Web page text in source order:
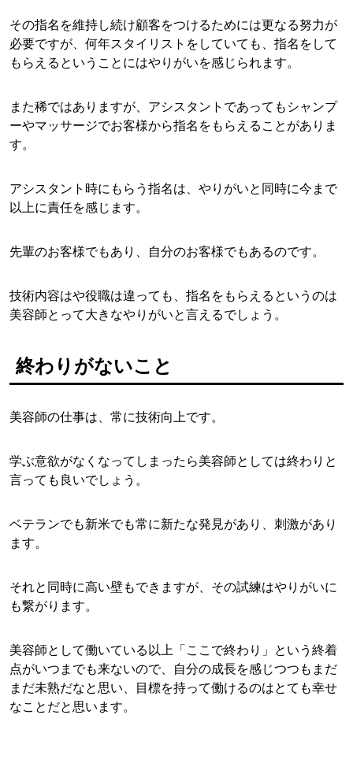
その指名を維持し続け顧客をつけるためには更なる努力が
必要ですが、何年スタイリストをしていても、指名をして
もらえるということにはやりがいを感じられます。
また稀ではありますが、アシスタントであってもシャンプ
ーやマッサージでお客様から指名をもらえることがありま
す。
アシスタント時にもらう指名は、やりがいと同時に今まで
以上に責任を感じます。
先輩のお客様でもあり、自分のお客様でもあるのです。
技術内容はや役職は違っても、指名をもらえるというのは
美容師とって大きなやりがいと言えるでしょう。
終わりがないこと
美容師の仕事は、常に技術向上です。
学ぶ意欲がなくなってしまったら美容師としては終わりと
言っても良いでしょう。
ベテランでも新米でも常に新たな発見があり、刺激があり
ます。
それと同時に高い壁もできますが、その試練はやりがいに
も繋がります。
美容師として働いている以上「ここで終わり」という終着
点がいつまでも来ないので、自分の成長を感じつつもまだ
まだ未熟だなと思い、目標を持って働けるのはとても幸せ
なことだと思います。